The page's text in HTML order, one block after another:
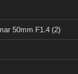
50mm F1.4 (2)